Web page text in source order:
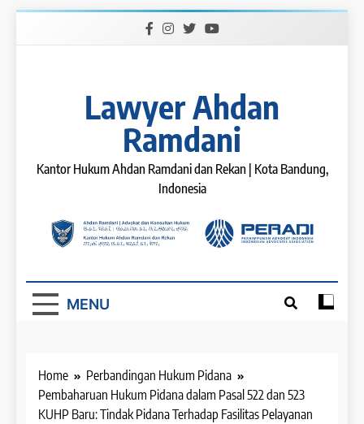
Lawyer Ahdan
Ramdani
Kantor Hukum Ahdan Ramdani dan Rekan | Kota Bandung,
Indonesia
MENU
Home
Perbandingan Hukum Pidana
Pembaharuan Hukum Pidana dalam Pasal 522 dan 523
KUHP Baru: Tindak Pidana Terhadap Fasilitas Pelayanan